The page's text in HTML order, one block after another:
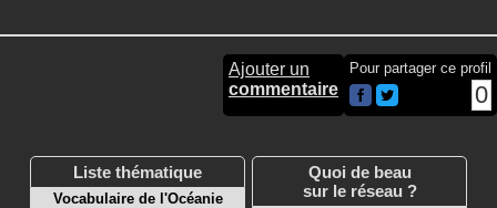
Ajouter un
commentaire
Pour partager ce profil
0
Liste thématique
Vocabulaire de l'Océanie
Quoi de beau
sur le réseau ?